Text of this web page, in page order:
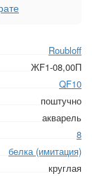
Roubloff
ЖF1-08,00П
QF10
поштучно
акварель
8
белка (имитация)
круглая